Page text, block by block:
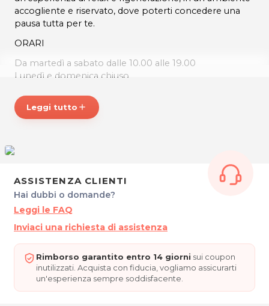
accogliente e riservato, dove poterti concedere una
pausa tutta per te.
ORARI
Da martedì a sabato dalle 10.00 alle 19.00
Lunedì e domenica chiuso
P.IVA 11957551002
Per ulteriori informazioni sull'offerta o sulle modalità di
Leggi tutto add
ASSISTENZA CLIENTI
Hai dubbi o domande?
Leggi le FAQ
Inviaci una richiesta di assistenza
Rimborso garantito entro 14 giorni sui coupon
inutilizzati. Acquista con fiducia, vogliamo assicurarti
un'esperienza sempre soddisfacente.